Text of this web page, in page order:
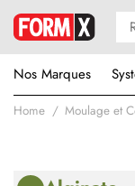
Nos Marques
Home Moulage et